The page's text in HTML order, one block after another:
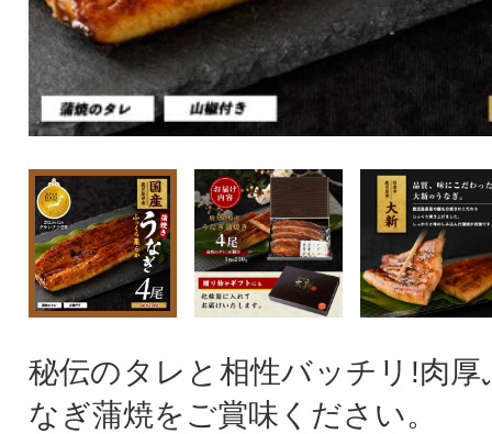
秘伝のタレと相性バッチリ!肉
なぎ蒲焼をご賞味ください。